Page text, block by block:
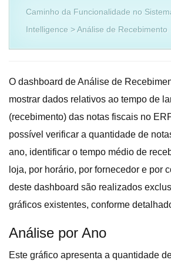
Caminho da Funcionalidade no
Intelligence > Análise de Recebimento
O dashboard de Análise de
mostrar dados relativos ao tempo de
(recebimento) das notas fiscais no
possível verificar a quantidade de
ano, identificar o tempo médio de
loja, por horário, por fornecedor e por
deste dashboard são realizados
gráficos existentes, conforme
Análise por Ano
Este gráfico apresenta a quantidade